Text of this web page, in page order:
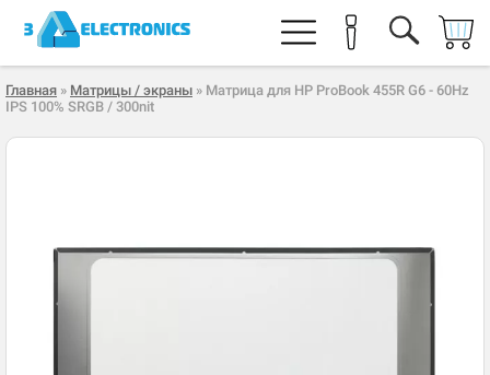
Главная » Матрицы / экраны » Матрица для HP ProBook 455R G6 - 60Hz
IPS 100% SRGB / 300nit